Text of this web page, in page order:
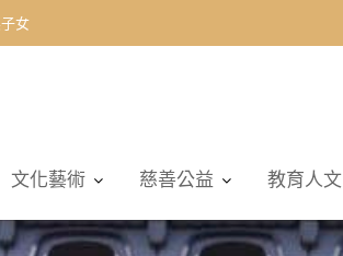
女
文化藝術 慈善公益 教育人文